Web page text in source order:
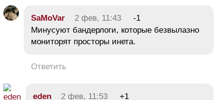
SaMoVar 2 фев, 11:43
-1
Минусуют бандерлоги, которые безвылазно
мониторят просторы инета.
Ответить
eden 2 фев, 11:53
+1